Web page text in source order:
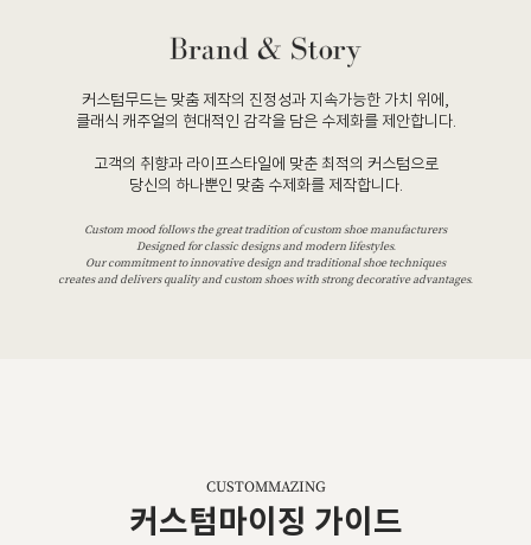
커스텀무드는 맞춤 제작의 진정성과 지속가능한 가치 위에,
클래식 캐주얼의 현대적인 감각을 담은 수제화를 제안합니다.
고객의 취향과 라이프스타일에 맞춘 최적의 커스텀으로
당신의 하나뿐인 맞춤 수제화를 제작합니다.
Custom mood follows the great tradition of custom shoe manufacturers
Designed for classic designs and modern lifestyles.
Our commitment to innovative design and traditional shoe techniques
creates and delivers quality and custom shoes with strong decorative advantages.
CUSTOMMAZING
커스텀마이징 가이드